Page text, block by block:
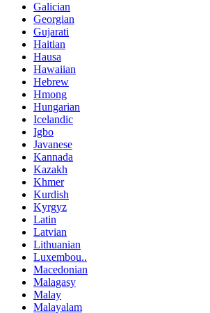
Galician
Georgian
Gujarati
Haitian
Hausa
Hawaiian
Hebrew
Hmong
Hungarian
Icelandic
Igbo
Javanese
Kannada
Kazakh
Khmer
Kurdish
Kyrgyz
Latin
Latvian
Lithuanian
Luxembou..
Macedonian
Malagasy
Malay
Malayalam